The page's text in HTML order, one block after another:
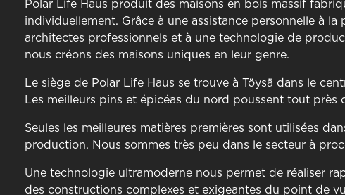
Polar Life Haus produit des maisons en bois massif
individuellement. Grâce à une assistance personnelle à la
architectes professionnels et à une technologie de
nous créons des maisons uniques en leur genre.
Le siège de Polar Life Haus se trouve à Töysä dans le
Les meilleurs pins et épicéas du nord poussent tout près
Seules les meilleures matières premières sont utilisées
production. Nous sommes très peu dans le secteur à
Une technologie ultramoderne nous permet de réaliser
des constructions complexes et exigeantes du point de